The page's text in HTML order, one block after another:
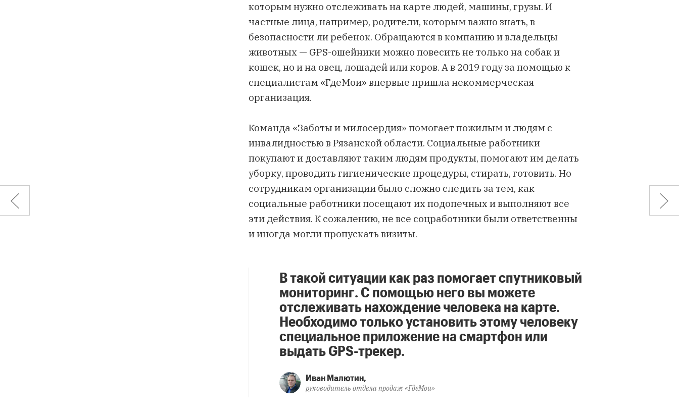
которым нужно отслеживать на карте людей, машины, грузы. И
частные лица, например, родители, которым важно знать, в
безопасности ли ребенок. Обращаются в компанию и владельцы
животных — GPS-ошейники можно повесить не только на собак и
кошек, но и на овец, лошадей или коров. А в 2019 году за помощью к
специалистам «ГдеМои» впервые пришла некоммерческая
организация.
Команда «Заботы и милосердия» помогает пожилым и людям с
инвалидностью в Рязанской области. Социальные работники
покупают и доставляют таким людям продукты, помогают им делать
уборку, проводить гигиенические процедуры, стирать, готовить. Но
сотрудникам организации было сложно следить за тем, как
социальные работники посещают их подопечных и выполняют все
эти действия. К сожалению, не все соцработники были ответственны
и иногда могли пропускать визиты.
В такой ситуации как раз помогает спутниковый
мониторинг. С помощью него вы можете
отслеживать нахождение человека на карте.
Необходимо только установить этому человеку
специальное приложение на смартфон или
выдать GPS-трекер.
Иван Малютин,
руководитель отдела продаж «ГдеМои»